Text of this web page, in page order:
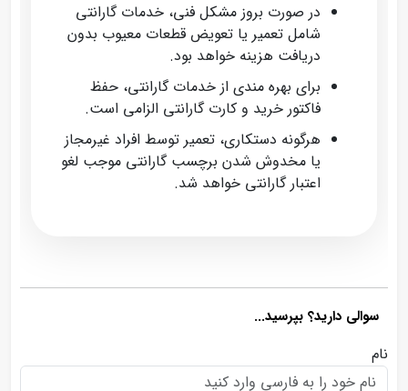
در صورت بروز مشکل فنی، خدمات گارانتی
شامل تعمیر یا تعویض قطعات معیوب بدون
دریافت هزینه خواهد بود.
برای بهره‌ مندی از خدمات گارانتی، حفظ
فاکتور خرید و کارت گارانتی الزامی است.
هرگونه دستکاری، تعمیر توسط افراد غیرمجاز
یا مخدوش شدن برچسب گارانتی موجب لغو
اعتبار گارانتی خواهد شد.
سوالی دارید؟ بپرسید...
نام